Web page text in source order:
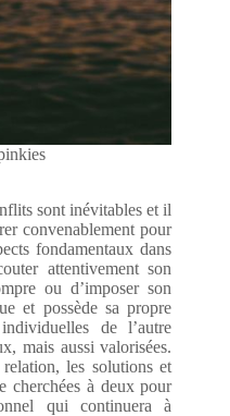
sont inévitables et il
convenablement pour
fondamentaux dans
attentivement son
ou d’imposer son
et possède sa propre
de l’autre
mais aussi valorisées.
les solutions et
cherchées à deux pour
qui continuera à